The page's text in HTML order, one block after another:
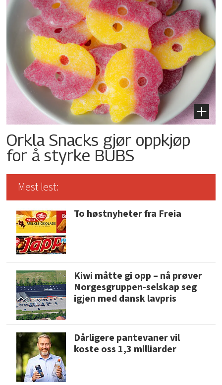
Orkla Snacks gjør oppkjøp
for å styrke BUBS
Mest lest:
To høstnyheter fra Freia
Kiwi måtte gi opp – nå prøver
Norgesgruppen-selskap seg
igjen med dansk lavpris
Dårligere pantevaner vil
koste oss 1,3 milliarder